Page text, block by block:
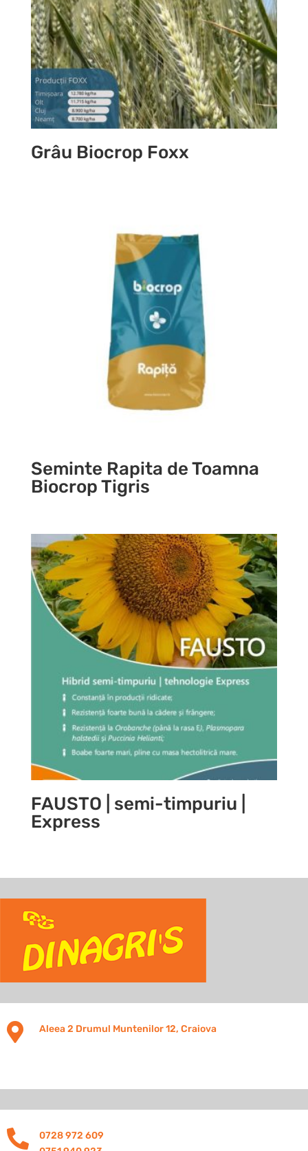
Grâu Biocrop Foxx
Seminte Rapita de Toamna
Biocrop Tigris
FAUSTO | semi-timpuriu |
Express
 Aleea 2 Drumul Muntenilor 12, Craiova

0728 972 609